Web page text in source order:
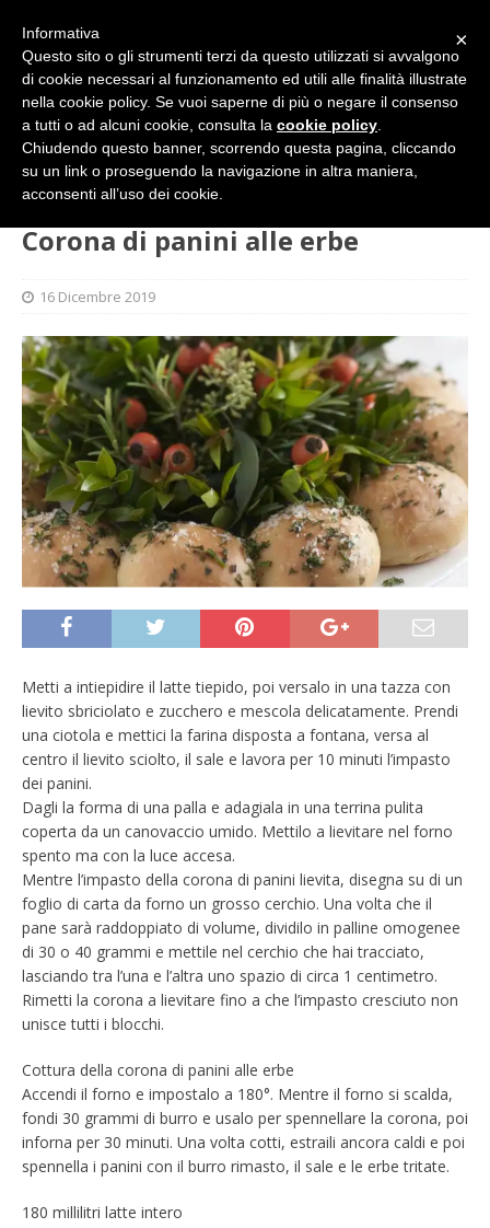
GASTRONOMIA Corona di panini alle erbe
Corona di panini alle erbe
16 Dicembre 2019
Metti a intiepidire il latte tiepido, poi versalo in una tazza con
lievito sbriciolato e zucchero e mescola delicatamente. Prendi
una ciotola e mettici la farina disposta a fontana, versa al
centro il lievito sciolto, il sale e lavora per 10 minuti l’impasto
dei panini.
Dagli la forma di una palla e adagiala in una terrina pulita
coperta da un canovaccio umido. Mettilo a lievitare nel forno
spento ma con la luce accesa.
Mentre l’impasto della corona di panini lievita, disegna su di un
foglio di carta da forno un grosso cerchio. Una volta che il
pane sarà raddoppiato di volume, dividilo in palline omogenee
di 30 o 40 grammi e mettile nel cerchio che hai tracciato,
lasciando tra l’una e l’altra uno spazio di circa 1 centimetro.
Rimetti la corona a lievitare fino a che l’impasto cresciuto non
unisce tutti i blocchi.
Cottura della corona di panini alle erbe
Accendi il forno e impostalo a 180°. Mentre il forno si scalda,
fondi 30 grammi di burro e usalo per spennellare la corona, poi
inforna per 30 minuti. Una volta cotti, estraili ancora caldi e poi
spennella i panini con il burro rimasto, il sale e le erbe tritate.
180 millilitri latte intero
×
Informativa
Questo sito o gli strumenti terzi da questo utilizzati si avvalgono
di cookie necessari al funzionamento ed utili alle finalità illustrate
nella cookie policy. Se vuoi saperne di più o negare il consenso
a tutti o ad alcuni cookie, consulta la cookie policy
Chiudendo questo banner, scorrendo questa pagina, cliccando
su un link o proseguendo la navigazione in altra maniera,
acconsenti all’uso dei cookie.